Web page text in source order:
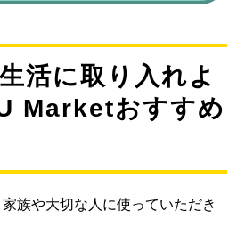
活に取り入れよ
Marketおすすめ
族や大切な人に使っていただき